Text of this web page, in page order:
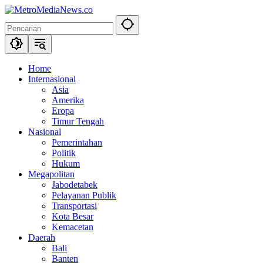
Langsung
konten
Home
Internasional
Asia
Amerika
Eropa
Timur Tengah
Nasional
Pemerintahan
Politik
Hukum
Megapolitan
Jabodetabek
Pelayanan Publik
Transportasi
Kota Besar
Kemacetan
Daerah
Bali
Banten